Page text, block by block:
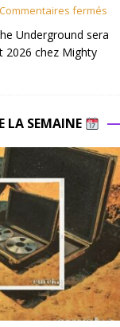
Commentaires fermés
Underground sera
2026 chez Mighty
LA SEMAINE